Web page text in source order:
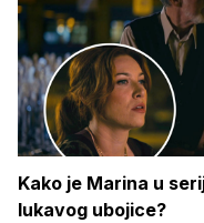
Kako je Marina u
lukavog ubojice?